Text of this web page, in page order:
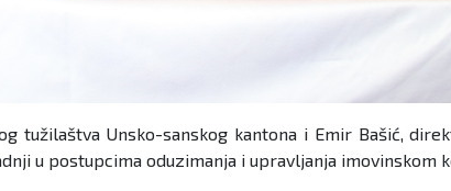
tužilaštva Unsko-sanskog kantona i Emir Bašić,
u postupcima oduzimanja i upravljanja imovinskom